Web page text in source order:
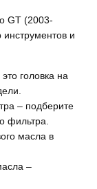
GT (2003-
и
головка на
– подберите
фильтра.
масла в
–